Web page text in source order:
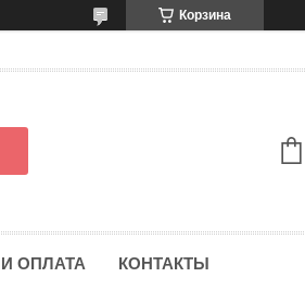
Корзина
ОПЛАТА КОНТАКТЫ